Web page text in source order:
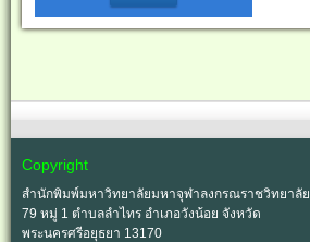
Copyright
สำนักพิมพ์มหาวิทยาลัยมหาจุฬาลงกรณราชวิทยาลัย
79 หมู่ 1 ตำบลลำไทร อำเภอวังน้อย จังหวัด
พระนครศรีอยุธยา 13170